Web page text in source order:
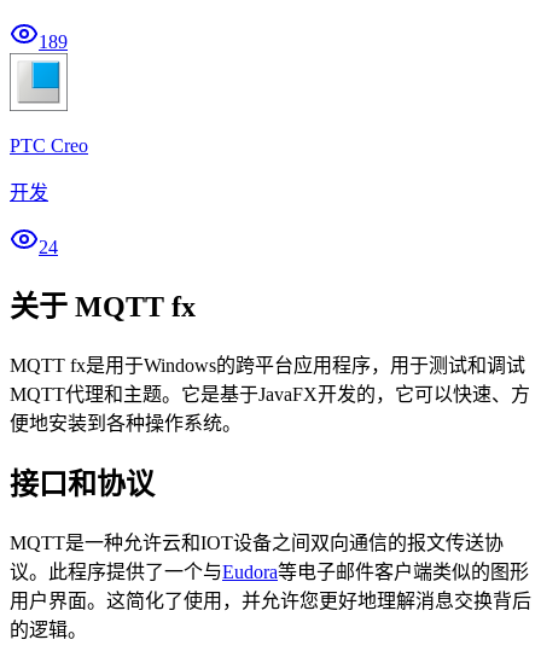
189
PTC Creo
开发
24
关于 MQTT fx
MQTT fx是用于Windows的跨平台应用程序，用于测试和调试
MQTT代理和主题。它是基于JavaFX开发的，它可以快速、方
便地安装到各种操作系统。
接口和协议
MQTT是一种允许云和IOT设备之间双向通信的报文传送协
议。此程序提供了一个与Eudora等电子邮件客户端类似的图形
用户界面。这简化了使用，并允许您更好地理解消息交换背后
的逻辑。